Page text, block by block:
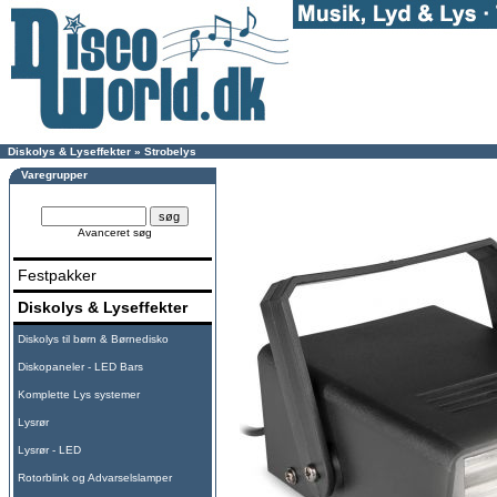
Diskolys & Lyseffekter » Strobelys
Varegrupper
Avanceret søg
Festpakker
Diskolys & Lyseffekter
Diskolys til børn & Børnedisko
Diskopaneler - LED Bars
Komplette Lys systemer
Lysrør
Lysrør - LED
Rotorblink og Advarselslamper